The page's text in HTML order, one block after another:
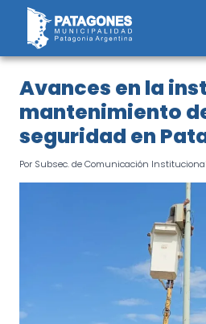
Saltar
contenido
Avances en la
mantenimiento
seguridad en
Por Subsec. de Comunicación Institucional